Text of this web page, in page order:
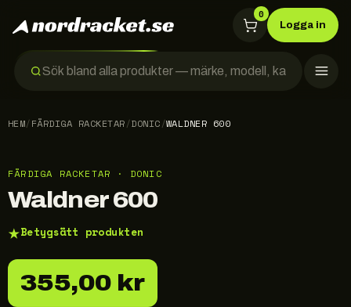
0
Logga in
HEM/FÄRDIGA RACKETAR/DONIC/WALDNER 600
FÄRDIGA RACKETAR · DONIC
Waldner 600
★Betygsätt produkten
355,00 kr